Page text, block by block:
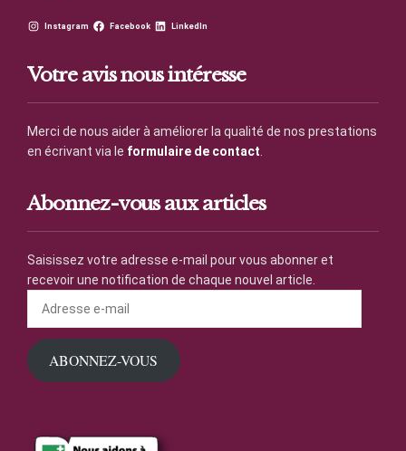
Instagram Facebook LinkedIn
Votre avis nous intéresse
Merci de nous aider à améliorer la qualité de nos prestations
en écrivant via le formulaire de contact
Abonnez-vous aux articles
Saisissez votre adresse e-mail pour vous abonner et
recevoir une notification de chaque nouvel article.
mail
ABONNEZ-VOUS